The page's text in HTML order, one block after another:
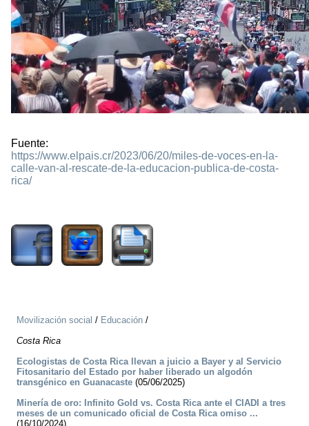
Fuente:
https://www.elpais.cr/2023/06/20/miles-de-voces-en-la-
calle-van-al-rescate-de-la-educacion-publica-de-costa-
rica/
Movilización social / Educación /
Costa Rica
Ecologistas de Costa Rica llevan a juicio a Bayer y al Servicio
Fitosanitario del Estado por haber liberado un algodón
transgénico en Guanacaste (05/06/2025)
Minería de oro: Infinito Gold vs. Costa Rica ante el CIADI a tres
meses de un comunicado oficial de Costa Rica omiso ...
(16/10/2024)